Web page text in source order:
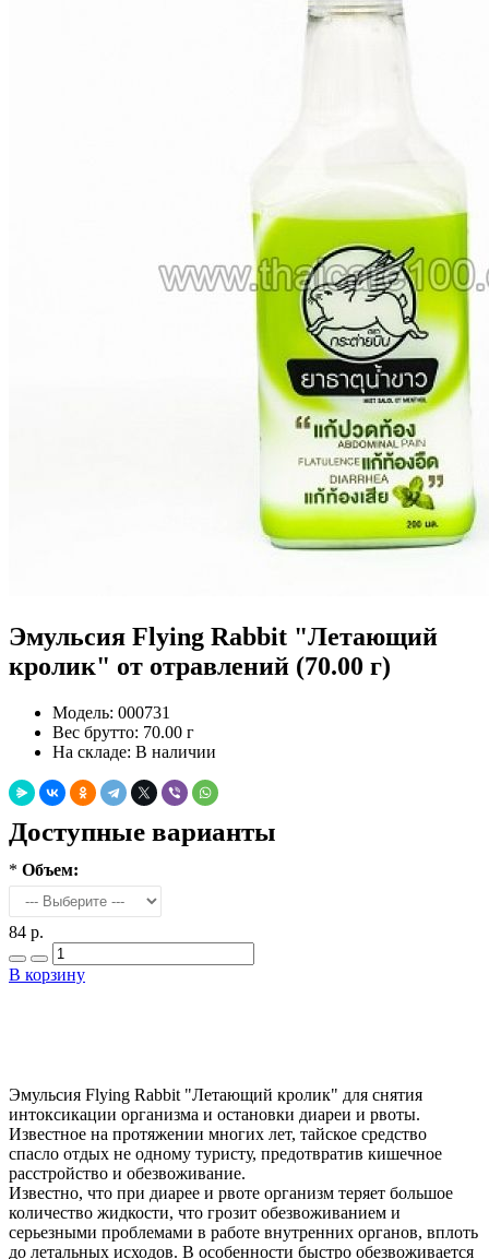
Эмульсия Flying Rabbit "Летающий
кролик" от отравлений (70.00 г)
Модель: 000731
Вес брутто: 70.00 г
На складе: В наличии
Доступные варианты
* Объем:
84 р.
В корзину
Эмульсия Flying Rabbit "Летающий кролик" для снятия
интоксикации организма и остановки диареи и рвоты.
Известное на протяжении многих лет, тайское средство
спасло отдых не одному туристу, предотвратив кишечное
расстройство и обезвоживание.
Известно, что при диарее и рвоте организм теряет большое
количество жидкости, что грозит обезвоживанием и
серьезными проблемами в работе внутренних органов, вплоть
до летальных исходов. В особенности быстро обезвоживается